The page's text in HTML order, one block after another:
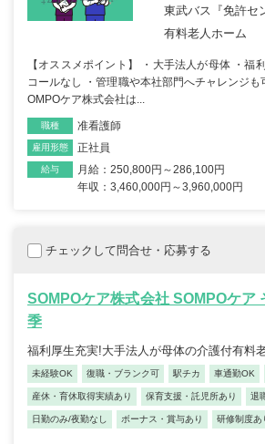
東武バス『免許セ
有料老人ホーム
【オススメポイント】 ・大手法人が母体 ・福
コールなし ・管理職や本社部門へチャレンジ
OMPOケア株式会社は...
職種 准看護師
雇用形態 正社員
給与
月給：250,800円～286,100円
年収：3,460,000円～3,960,000円
チェックして問合せ・応募する
SOMPOケア株式会社 SOMPOケア
季
福利厚生充実!大手法人が母体の介護付有料
未経験OK 復職・ブランク可 駅チカ 車通勤OK
産休・育休取得実績あり 保育支援・託児所あり 退
日勤のみ/夜勤なし ボーナス・賞与あり 研修制度あ